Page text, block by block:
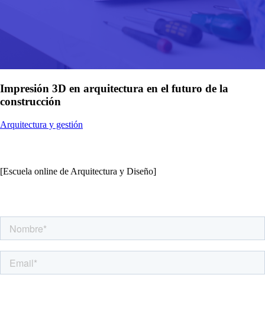
Impresión 3D en arquitectura en el futuro de la
construcción
Arquitectura y gestión
[Escuela online de Arquitectura y Diseño]